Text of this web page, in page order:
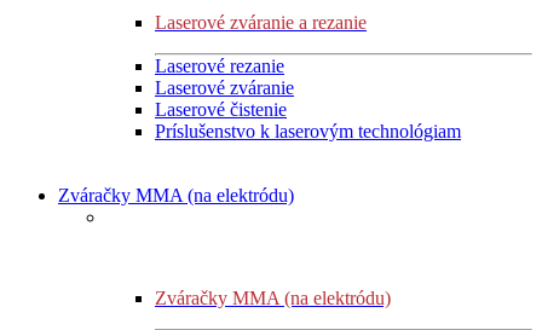
Laserové zváranie a rezanie
Laserové rezanie
Laserové zváranie
Laserové čistenie
Príslušenstvo k laserovým technológiam
Zváračky MMA (na elektródu)
Zváračky MMA (na elektródu)